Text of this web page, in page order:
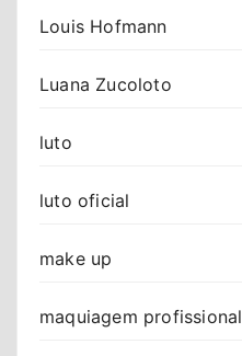
Louis Hofmann
Luana Zucoloto
luto
luto oficial
make up
maquiagem profissional